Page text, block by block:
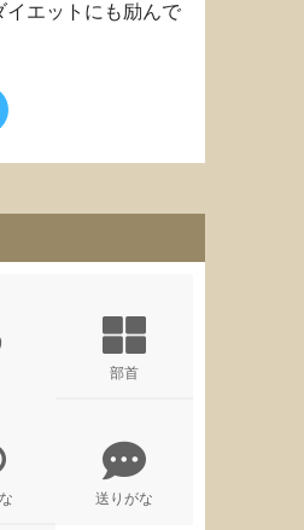
イエットにも励んで
部首
送りがな